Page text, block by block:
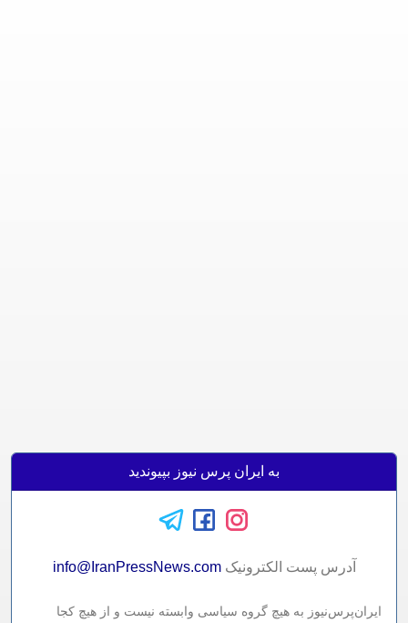
به ایران پرس نیوز بپیوندید
آدرس پست الکترونيکinfo@IranPressNews.com
ایران‌پرس‌نیوز به هیچ گروه سیاسی وابسته نیست و از هیچ کجا